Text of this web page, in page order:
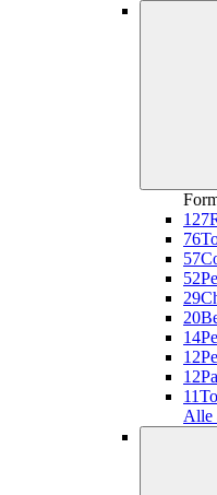
127
76
57
52
29
20
14
12
12
11
Alle